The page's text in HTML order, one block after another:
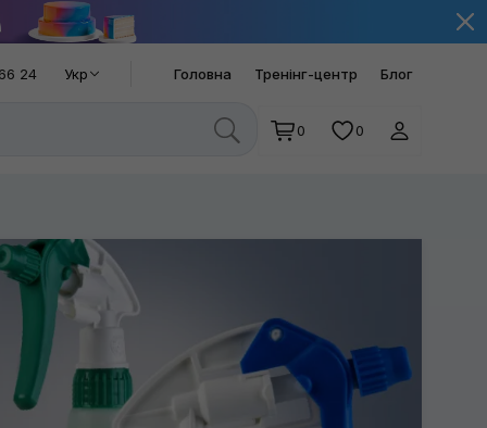
24 Укр Головна Тренінг-центр Блог
0 0